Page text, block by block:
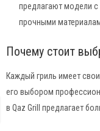
предлагают модели
прочными
Почему стоит
Каждый гриль имеет
его выбором
в Qaz Grill предлагает